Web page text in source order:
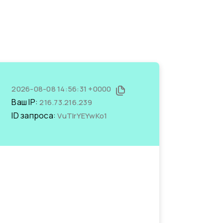
2026-08-08 14:56:31 +0000
Ваш IP:216.73.216.239
ID запроса:VuTIrYEYwKo1